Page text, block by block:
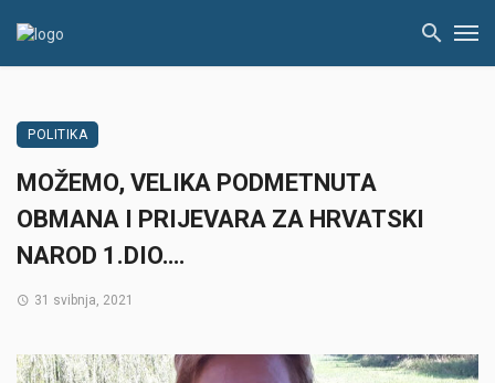
POLITIKA
MOŽEMO, VELIKA PODMETNUTA
OBMANA I PRIJEVARA ZA HRVATSKI
NAROD 1.DIO….
31 svibnja, 2021